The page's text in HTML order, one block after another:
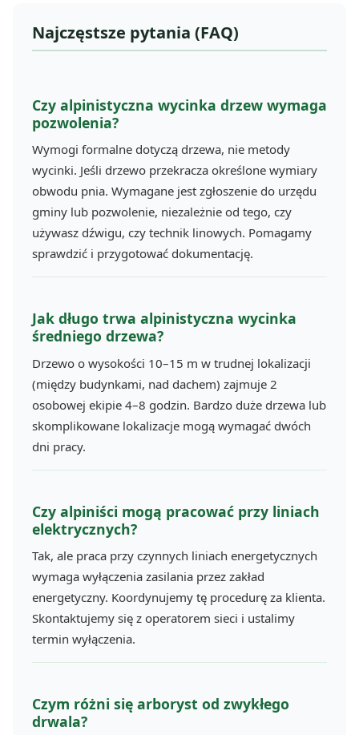
Najczęstsze pytania (FAQ)
Czy alpinistyczna wycinka drzew wymaga
pozwolenia?
Wymogi formalne dotyczą drzewa, nie metody
wycinki. Jeśli drzewo przekracza określone wymiary
obwodu pnia. Wymagane jest zgłoszenie do urzędu
gminy lub pozwolenie, niezależnie od tego, czy
używasz dźwigu, czy technik linowych. Pomagamy
sprawdzić i przygotować dokumentację.
Jak długo trwa alpinistyczna wycinka
średniego drzewa?
Drzewo o wysokości 10–15 m w trudnej lokalizacji
(między budynkami, nad dachem) zajmuje 2
osobowej ekipie 4–8 godzin. Bardzo duże drzewa lub
skomplikowane lokalizacje mogą wymagać dwóch
dni pracy.
Czy alpiniści mogą pracować przy liniach
elektrycznych?
Tak, ale praca przy czynnych liniach energetycznych
wymaga wyłączenia zasilania przez zakład
energetyczny. Koordynujemy tę procedurę za klienta.
Skontaktujemy się z operatorem sieci i ustalimy
termin wyłączenia.
Czym różni się arboryst od zwykłego
drwala?